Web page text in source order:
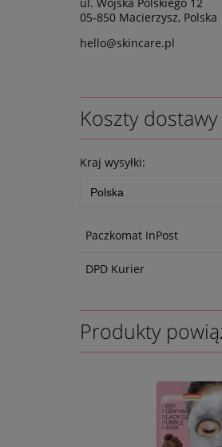
ul. Wojska Polskiego 12
05-850 Macierzysz, Polska
hello@skincare.pl
Koszty dostawy
Kraj wysyłki:
Paczkomat InPost
DPD Kurier
Produkty